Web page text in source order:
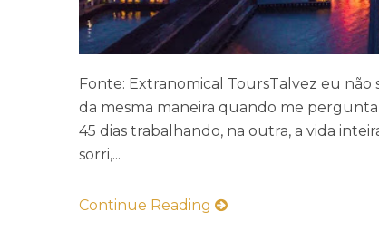
Fonte: Extranomical ToursTalvez eu não
da mesma maneira quando me
45 dias trabalhando, na outra, a vida
sorri,...
Continue Reading